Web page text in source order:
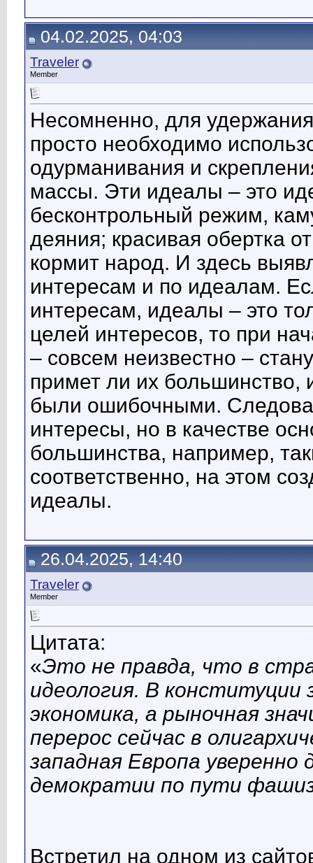
04.02.2025, 04:03
Traveler
Member
Несомненно, для
просто необходимо
одурманивания и
массы. Эти идеалы – это
бесконтрольный режим,
деяния; красивая обертка
кормит народ. И здесь
интересам и по идеалам.
интересам, идеалы – это
целей интересов, то при
– совсем неизвестно –
примет ли их большинство,
были ошибочными.
интересы, но в качестве
большинства, например,
соответственно, на этом
идеалы.
26.04.2025, 14:40
Traveler
Member
Цитата:
«Это не правда, что в
идеология. В
экономика, а рыночная
перерос сейчас в
западная Европа
демократии по пути
Встретил на одном из